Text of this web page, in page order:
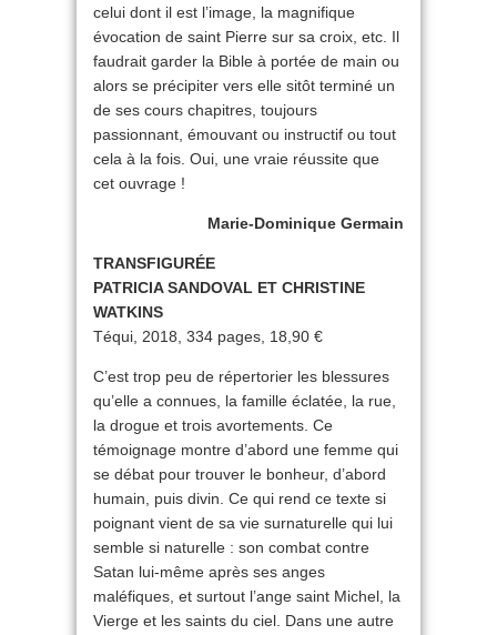
celui dont il est l’image, la magnifique
évocation de saint Pierre sur sa croix, etc. Il
faudrait garder la Bible à portée de main ou
alors se précipiter vers elle sitôt terminé un
de ses cours chapitres, toujours
passionnant, émouvant ou instructif ou tout
cela à la fois. Oui, une vraie réussite que
cet ouvrage !
Marie-Dominique Germain
TRANSFIGURÉE
PATRICIA SANDOVAL ET CHRISTINE
WATKINS
Téqui, 2018, 334 pages, 18,90 €
C’est trop peu de répertorier les blessures
qu’elle a connues, la famille éclatée, la rue,
la drogue et trois avortements. Ce
témoignage montre d’abord une femme qui
se débat pour trouver le bonheur, d’abord
humain, puis divin. Ce qui rend ce texte si
poignant vient de sa vie surnaturelle qui lui
semble si naturelle : son combat contre
Satan lui-même après ses anges
maléfiques, et surtout l’ange saint Michel, la
Vierge et les saints du ciel. Dans une autre